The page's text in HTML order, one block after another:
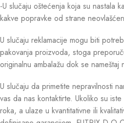
-U slučaju oštećenja koja su nastala
kakve popravke od strane
U slučaju reklamacije mogu biti
pakovanja proizvoda, stoga
originalnu ambalažu dok se nameštaj
U slučaju da primetite nepravilnosti
vas da nas kontaktirte. Ukoliko su
roka, a ulaze u kvantitativne ili